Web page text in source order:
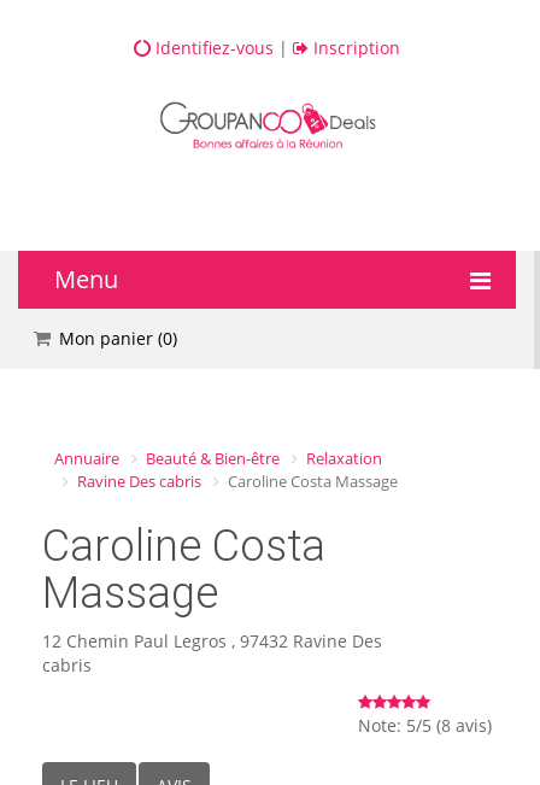
Identifiez-vous | Inscription
Menu
🔥 DEALS
💅 Beauté
🏨 Hôtels
🎈 Événements
Mon panier (0)
Annuaire Beauté & Bien-être
Relaxation
Ravine Des cabris
Caroline Costa Massage
Caroline Costa
Massage
12 Chemin Paul Legros , 97432 Ravine Des
cabris
Note: 5/5 (8 avis)